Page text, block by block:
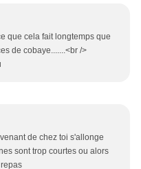
que cela fait longtemps que
de cobaye.......<br />
de chez toi s'allonge
sont trop courtes ou alors